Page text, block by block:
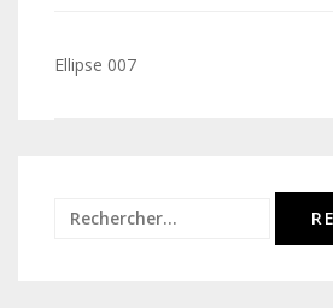
Navigation
Ellipse 007
Rechercher :